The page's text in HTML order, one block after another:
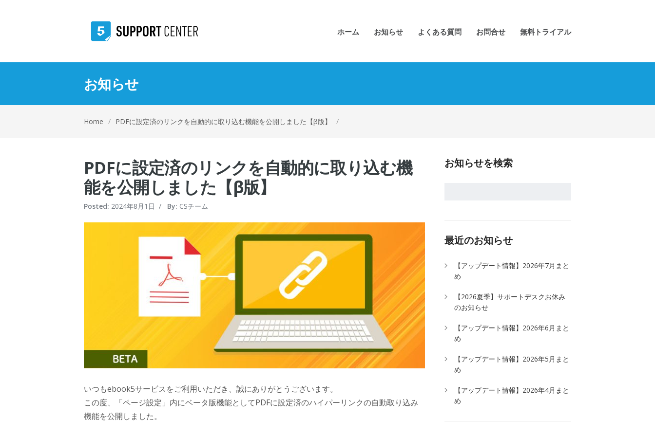
ホーム お知らせ よくある質問 お問合せ 無料トライアル
お知らせ
Home / PDFに設定済のリンクを自動的に取り込む機能を公開しました【β版】 /
PDFに設定済のリンクを自動的に取り込む機
能を公開しました【β版】
Posted: 2024年8月1日 / By: CSチーム
いつもebook5サービスをご利用いただき、誠にありがとうございます。
この度、「ページ設定」内にベータ版機能としてPDFに設定済のハイパーリンクの自動取り込み
機能を公開しました。
お知らせを検索
最近のお知らせ
【アップデート情報】2026年7月まと
め
【2026夏季】サポートデスクお休み
のお知らせ
【アップデート情報】2026年6月まと
め
【アップデート情報】2026年5月まと
め
【アップデート情報】2026年4月まと
め